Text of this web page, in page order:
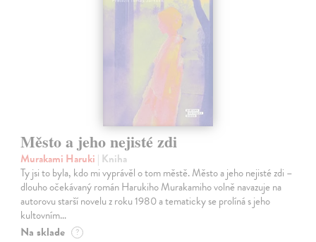
Město a jeho nejisté zdi
Murakami Haruki | Kniha
Ty jsi to byla, kdo mi vyprávěl o tom městě. Město a jeho nejisté zdi –
dlouho očekávaný román Harukiho Murakamiho volně navazuje na
autorovu starší novelu z roku 1980 a tematicky se prolíná s jeho
kultovním…
Na sklade ?